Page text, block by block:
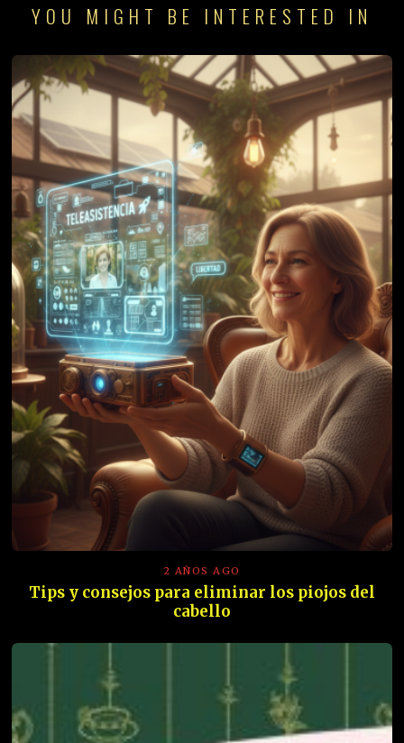
YOU MIGHT BE INTERESTED IN
2 AÑOS AGO
Tips y consejos para eliminar los piojos del
cabello